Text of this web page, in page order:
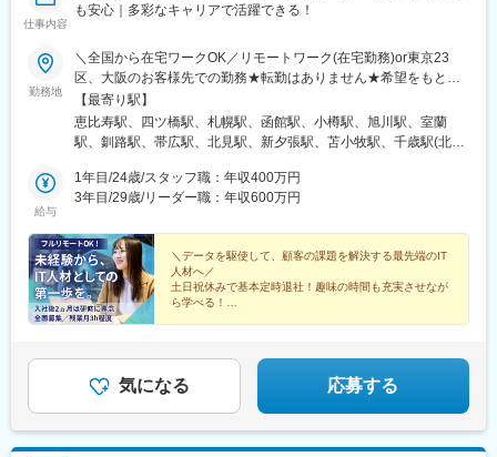
仕事内容
も安心｜多彩なキャリアで活躍できる！
勤務地
＼全国から在宅ワークOK／リモートワーク(在宅勤務)or東京23
区、大阪のお客様先での勤務★転勤はありません★希望をもとに
配属先を決定します★リモートワーク率5割★フルリモートの場合
は通勤不要※入社後2ヶ月研修は東京にて実施、その後はスキルに
応じてリモートワーク可※研修終了後も東京本社での勤務が必要な
比寿駅』徒歩4分■大阪支社大阪府大阪市西区新町1-2-9日宝四ツ橋
新町ビル8階1号室『四ツ橋駅』徒歩3分
【最寄り駅】
恵比寿駅、四ツ橋駅、札幌駅、函館駅、小樽駅、旭川駅、室蘭
駅、釧路駅、帯広駅、北見駅、新夕張駅、苫小牧駅、千歳駅(北海
上駅、宮古駅、盛駅、久慈駅、仙台駅、石巻駅、杜せきのした
駅、新田駅(宮城県)、多賀城駅、気仙沼駅、いわき駅、郡山駅(福
駅、秋田駅、横手駅、能代駅、湯沢駅、大久保駅(秋田県)、鷹ノ巣
駅、山形駅、鶴岡駅、酒田駅、米沢駅、天童駅、さくらんぼ東根
駅、寒河江駅、新庄駅、水戸駅、つくば駅、日立駅、勝田駅、土
浦駅、古河駅、取手駅、下館駅、笹川駅、牛久駅、龍ケ崎市駅、
守谷駅、水海道駅、宇都宮駅、小山駅、栃木駅、足利駅、佐野
駅、前橋駅、太田駅(群馬県)、伊勢崎駅、桐生駅、館林駅、渋川
駅、川口駅、川越駅、所沢駅、越谷駅、草加駅、春日部駅、上尾
駅、熊谷駅、浦和駅、新座駅、狭山市駅、入間市駅、三郷駅(埼玉
給与
1年目/24歳/スタッフ職：年収400万円
3年目/29歳/リーダー職：年収600万円
＼データを駆使して、顧客の課題を解決する最先端のIT
人材へ／
土日祝休みで基本定時退社！趣味の時間も充実させなが
ら学べる！
◎入社後はITの基礎研修からスタート
◎フルリモートOK
気になる 応募する